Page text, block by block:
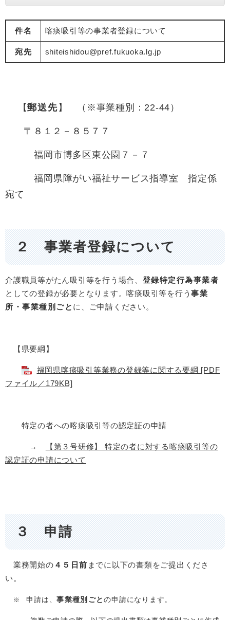
件名 喀痰吸引等の事業者登録について
宛先 shiteishidou@pref.fukuoka.lg.jp
【郵送先 】 （※事業種別：22‐44）​
〒８１２－８５７７
福岡市博多区東公園７－７
福岡県障がい福祉サービス指導室 指定係
宛て
２ 事業者登録について
介護職員等がたん吸引等を行う場合、 登録特定行為事業者
としての登録が必要となります。喀痰吸引等を行う事業
所・事業種別ごと に、ご申請ください。
【県要綱】
福岡県喀痰吸引等業務の登録等に関する要綱 [PDF
ファイル／179KB]
特定の者への喀痰吸引等の認定証の申請
→
【第３号研修】 特定の者に対する喀痰吸引等の
認定証の申請について
３ 申請
業務開始の ４５日前 までに以下の書類をご提出くださ
い。
※申請は、事業種別ごとの申請になります。